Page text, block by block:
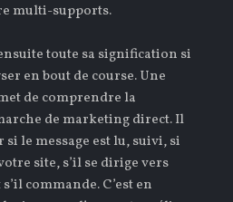
multi-supports.
toute sa signification si
en bout de course. Une
de comprendre la
de marketing direct. Il
le message est lu, suivi, si
site, s’il se dirige vers
commande. C’est en